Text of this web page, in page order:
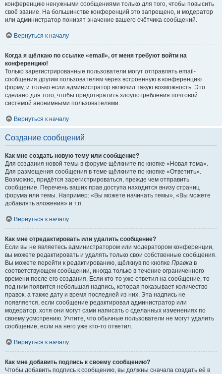
конференцию ненужными сообщениями только для того, чтобы повысить
своё звание. На большинстве конференций это запрещено, и модератор
или администратор понизят значение вашего счётчика сообщений.
Вернуться к началу
Когда я щёлкаю по ссылке «email», от меня требуют войти на
конференцию!
Только зарегистрированные пользователи могут отправлять email-
сообщения другим пользователям через встроенную в конференцию
форму, и только если администратор включил такую возможность. Это
сделано для того, чтобы предотвратить злоупотребления почтовой
системой анонимными пользователями.
Вернуться к началу
Создание сообщений
Как мне создать новую тему или сообщение?
Для создания новой темы в форуме щёлкните по кнопке «Новая тема».
Для размещения сообщения в теме щёлкните по кнопке «Ответить».
Возможно, придётся зарегистрироваться, прежде чем отправить
сообщение. Перечень ваших прав доступа находится внизу страниц
форума или темы. Например: «Вы можете начинать темы», «Вы можете
добавлять вложения» и т.п.
Вернуться к началу
Как мне отредактировать или удалить сообщение?
Если вы не являетесь администратором или модератором конференции,
вы можете редактировать и удалять только свои собственные сообщения.
Вы можете перейти к редактированию, щёлкнув по кнопке Правка в
соответствующем сообщении, иногда только в течение ограниченного
времени после его создания. Если кто-то уже ответил на сообщение, то
под ним появится небольшая надпись, которая показывает количество
правок, а также дату и время последней из них. Эта надпись не
появляется, если сообщение редактировал администратор или
модератор, хотя они могут сами написать о сделанных изменениях по
своему усмотрению. Учтите, что обычные пользователи не могут удалить
сообщение, если на него уже кто-то ответил.
Вернуться к началу
Как мне добавить подпись к своему сообщению?
Чтобы добавить подпись к сообщению, вы должны сначала создать её в